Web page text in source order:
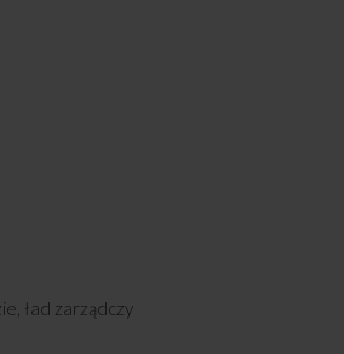
(kod: 54962)
(kod: 54981)
(kod: 54983)
54984)
55003)
55006)
(kod: 55019)
55020)
ład zarządczy